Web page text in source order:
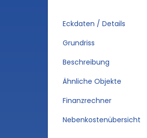
Eckdaten / Details
Grundriss
Beschreibung
Ähnliche Objekte
Finanzrechner
Nebenkostenübersicht